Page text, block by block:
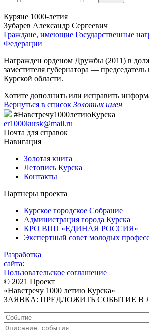
Куряне 1000-летия
Зубарев Александр Сергеевич
Граждане, имеющие Государственные
Федерации
Награжден орденом Дружбы (2011) в
заместителя губернатора — председатель
Курской области.
Хотите дополнить или исправить
Вернуться в список Золотых имен
#Навстречу1000летиюКурска
er1000kursk@mail.ru
Почта для справок
Навигация
Золотая книга
Летопись Курска
Контакты
Партнеры проекта
Курское городское Собрание
Администрация города Курска
КРО ВПП «ЕДИНАЯ РОССИЯ»
Экспертный совет молодых
Разработка
сайта:
Пользовательское соглашение
© 2021 Проект
«Навстречу 1000 летию Курска»
ЗАЯВКА: ПРЕДЛОЖИТЬ СОБЫТИЕ В